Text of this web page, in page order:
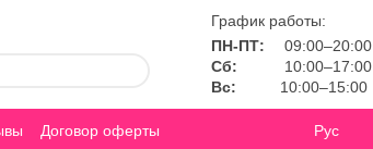
График работы:
ПН-ПТ:
09:00–20:00
Сб:
10:00–17:00
Вс:
10:00–15:00
Договор оферты Рус